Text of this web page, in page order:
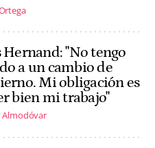
Hernand: "No tengo
a un cambio de
Mi obligación es
bien mi trabajo"
Almodóvar